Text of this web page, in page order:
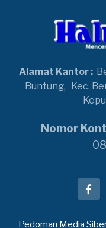
Alamat Kantor :
Buntung, Kec.
Nomor
Pedoman Media